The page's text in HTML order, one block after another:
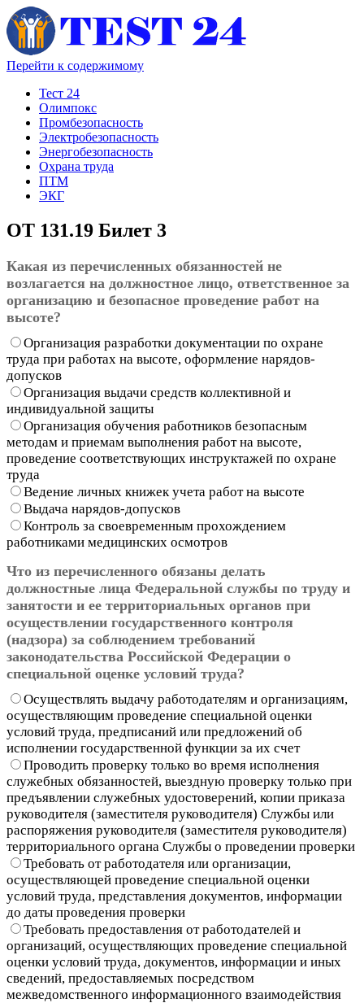
Перейти к содержимому
Тест 24
Олимпокс
Промбезопасность
Электробезопасность
Энергобезопасность
Охрана труда
ПТМ
ЭКГ
ОТ 131.19 Билет 3
Какая из перечисленных обязанностей не
возлагается на должностное лицо, ответственное за
организацию и безопасное проведение работ на
высоте?
Организация разработки документации по охране
труда при работах на высоте, оформление нарядов-
допусков
Организация выдачи средств коллективной и
индивидуальной защиты
Организация обучения работников безопасным
методам и приемам выполнения работ на высоте,
проведение соответствующих инструктажей по охране
труда
Ведение личных книжек учета работ на высоте
Выдача нарядов-допусков
Контроль за своевременным прохождением
работниками медицинских осмотров
Что из перечисленного обязаны делать
должностные лица Федеральной службы по труду и
занятости и ее территориальных органов при
осуществлении государственного контроля
(надзора) за соблюдением требований
законодательства Российской Федерации о
специальной оценке условий труда?
Осуществлять выдачу работодателям и организациям,
осуществляющим проведение специальной оценки
условий труда, предписаний или предложений об
исполнении государственной функции за их счет
Проводить проверку только во время исполнения
служебных обязанностей, выездную проверку только при
предъявлении служебных удостоверений, копии приказа
руководителя (заместителя руководителя) Службы или
распоряжения руководителя (заместителя руководителя)
территориального органа Службы о проведении проверки
Требовать от работодателя или организации,
осуществляющей проведение специальной оценки
условий труда, представления документов, информации
до даты проведения проверки
Требовать предоставления от работодателей и
организаций, осуществляющих проведение специальной
оценки условий труда, документов, информации и иных
сведений, предоставляемых посредством
межведомственного информационного взаимодействия